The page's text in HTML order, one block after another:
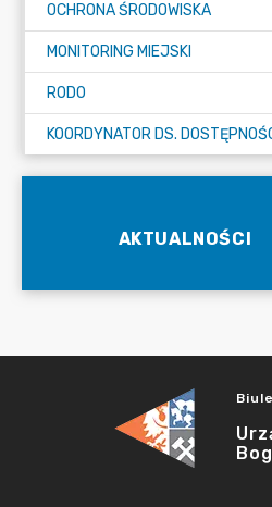
OCHRONA ŚRODOWISKA
MONITORING MIEJSKI
RODO
KOORDYNATOR DS.
AKTUALNOŚCI